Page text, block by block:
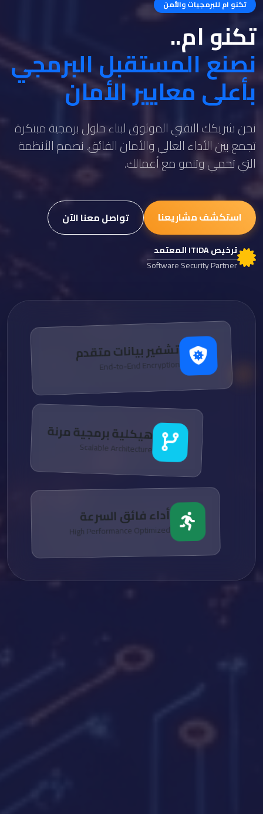
تكنو ام للبرمجيات والأمن
تكنو ام..
نصنع المستقبل البرمجي
بأعلى معايير الأمان
نحن شريكك التقني الموثوق لبناء حلول برمجية مبتكرة
تجمع بين الأداء العالي والأمان الفائق. نصمم الأنظمة
التي تحمي وتنمو مع أعمالك.
استكشف مشاريعنا تواصل معنا الآن
ترخيص ITIDA المعتمد
Software Security Partner
تشفير بيانات متقدم
End-to-End Encryption
هيكلية برمجية مرنة
Scalable Architecture
أداء فائق السرعة
High Performance Optimized